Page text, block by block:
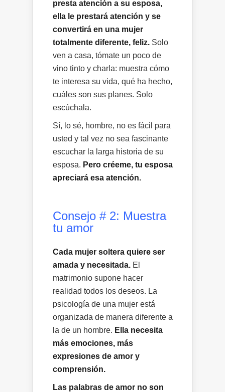
presta atención a su esposa,
ella le prestará atención y se
convertirá en una mujer
totalmente diferente, feliz. Solo
ven a casa, tómate un poco de
vino tinto y charla: muestra cómo
te interesa su vida, qué ha hecho,
cuáles son sus planes. Solo
escúchala.
Sí, lo sé, hombre, no es fácil para
usted y tal vez no sea fascinante
escuchar la larga historia de su
esposa. Pero créeme, tu esposa
apreciará esa atención.
Consejo # 2: Muestra
tu amor
Cada mujer soltera quiere ser
amada y necesitada. El
matrimonio supone hacer
realidad todos los deseos. La
psicología de una mujer está
organizada de manera diferente a
la de un hombre. Ella necesita
más emociones, más
expresiones de amor y
comprensión.
Las palabras de amor no son